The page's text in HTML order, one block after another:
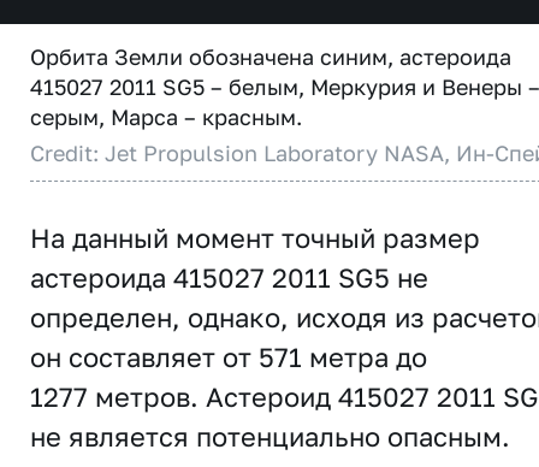
Орбита Земли обозначена синим, астероида
415027 2011 SG5 – белым, Меркурия и Венеры –
серым, Марса – красным.
Credit: Jet Propulsion Laboratory NASA, Ин-
На данный момент точный размер
астероида 415027 2011 SG5 не
определен, однако, исходя из
он составляет от 571 метра до
1277 метров. Астероид 415027 2011
не является потенциально опасным.